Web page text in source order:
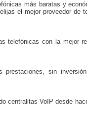
más baratas y
el mejor proveedor de
telefónicas con la mejor
prestaciones, sin
centralitas VoIP desde